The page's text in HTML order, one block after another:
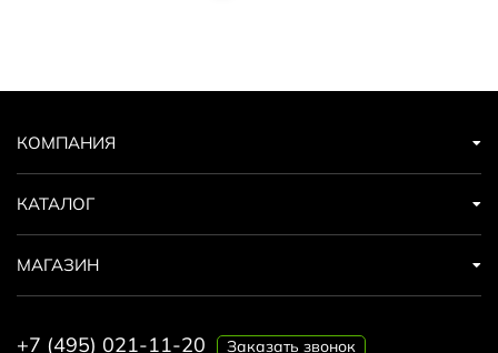
КОМПАНИЯ
КАТАЛОГ
МАГАЗИН
+7 (495) 021-11-20 Заказать звонок